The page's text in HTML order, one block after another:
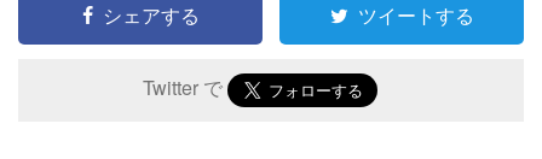
シェアする ツイートする
Twitter で